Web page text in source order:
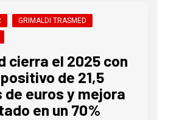
GRIMALDI TRASMED
cierra el 2025 con
de 21,5
de euros y mejora
en un 70%